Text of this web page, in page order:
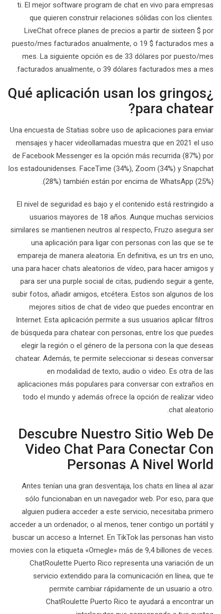
ti. El mejor software program de chat en vivo para empresas
que quieren construir relaciones sólidas con los clientes.
LiveChat ofrece planes de precios a partir de sixteen $ por
puesto/mes facturados anualmente, o 19 $ facturados mes a
mes. La siguiente opción es de 33 dólares por puesto/mes
facturados anualmente, o 39 dólares facturados mes a mes.
¿Qué aplicación usan los gringos
para chatear?
Una encuesta de Statias sobre uso de aplicaciones para enviar
mensajes y hacer videollamadas muestra que en 2021 el uso
de Facebook Messenger es la opción más recurrida (87%) por
los estadounidenses. FaceTime (34%), Zoom (34%) y Snapchat
(28%) también están por encima de WhatsApp (25%).
El nivel de seguridad es bajo y el contenido está restringido a
usuarios mayores de 18 años. Aunque muchas servicios
similares se mantienen neutros al respecto, Fruzo asegura ser
una aplicación para ligar con personas con las que se te
empareja de manera aleatoria. En definitiva, es un trs en uno,
una para hacer chats aleatorios de vídeo, para hacer amigos y
para ser una purple social de citas, pudiendo seguir a gente,
subir fotos, añadir amigos, etcétera. Estos son algunos de los
mejores sitios de chat de video que puedes encontrar en
Internet. Esta aplicación permite a sus usuarios aplicar filtros
de búsqueda para chatear con personas, entre los que puedes
elegir la región o el género de la persona con la que deseas
chatear. Además, te permite seleccionar si deseas conversar
en modalidad de texto, audio o video. Es otra de las
aplicaciones más populares para conversar con extraños en
todo el mundo y además ofrece la opción de realizar video
chat aleatorio.
Descubre Nuestro Sitio Web De
Video Chat Para Conectar Con
Personas A Nivel World
Antes tenían una gran desventaja, los chats en línea al azar
sólo funcionaban en un navegador web. Por eso, para que
alguien pudiera acceder a este servicio, necesitaba primero
acceder a un ordenador, o al menos, tener contigo un portátil y
buscar un acceso a Internet. En TikTok las personas han visto
movies con la etiqueta «Omegle» más de 9,4 billones de veces.
ChatRoulette Puerto Rico representa una variación de un
servicio extendido para la comunicación en línea, que te
permite cambiar rápidamente de un usuario a otro.
ChatRoulette Puerto Rico te ayudará a encontrar un